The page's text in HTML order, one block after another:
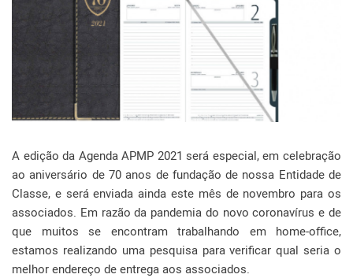
A edição da Agenda APMP 2021 será especial, em celebração
ao aniversário de 70 anos de fundação de nossa Entidade de
Classe, e será enviada ainda este mês de novembro para os
associados. Em razão da pandemia do novo coronavírus e de
que muitos se encontram trabalhando em home-office,
estamos realizando uma pesquisa para verificar qual seria o
melhor endereço de entrega aos associados.